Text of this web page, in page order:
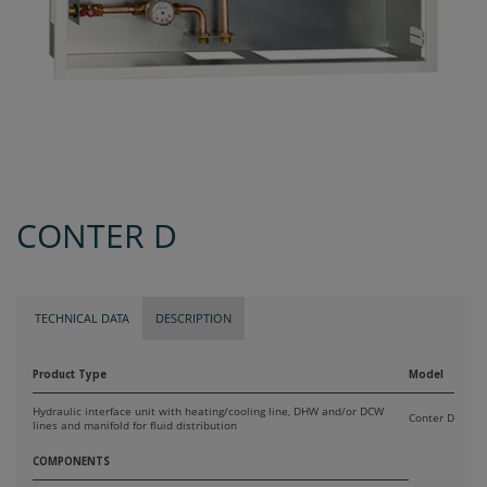
CONTER D
TECHNICAL DATA DESCRIPTION
Product Type Model
Hydraulic interface unit with heating/cooling line, DHW and/or DCW
lines and manifold for fluid distribution
Conter D
COMPONENTS